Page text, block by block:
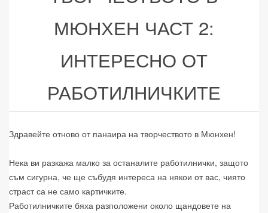
МЮНХЕН ЧАСТ 2:
ИНТЕРЕСНО ОТ
РАБОТИЛНИЧКИТЕ
Здравейте отново от панаира на творчеството в Мюнхен!
Нека ви разкажа малко за останалите работилнички, защото
съм сигурна, че ще събудя интереса на някои от вас, чиято
страст са не само картичките.
Работилничките бяха разположени около щандовете на